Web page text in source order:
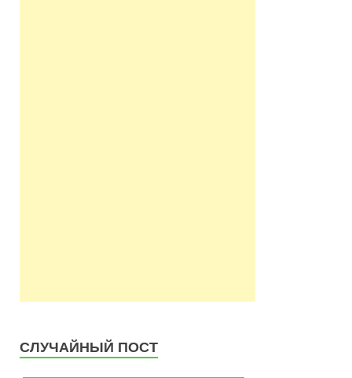
СЛУЧАЙНЫЙ ПОСТ